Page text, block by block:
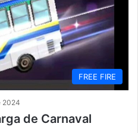
FREE FIRE
2024
de Carnaval